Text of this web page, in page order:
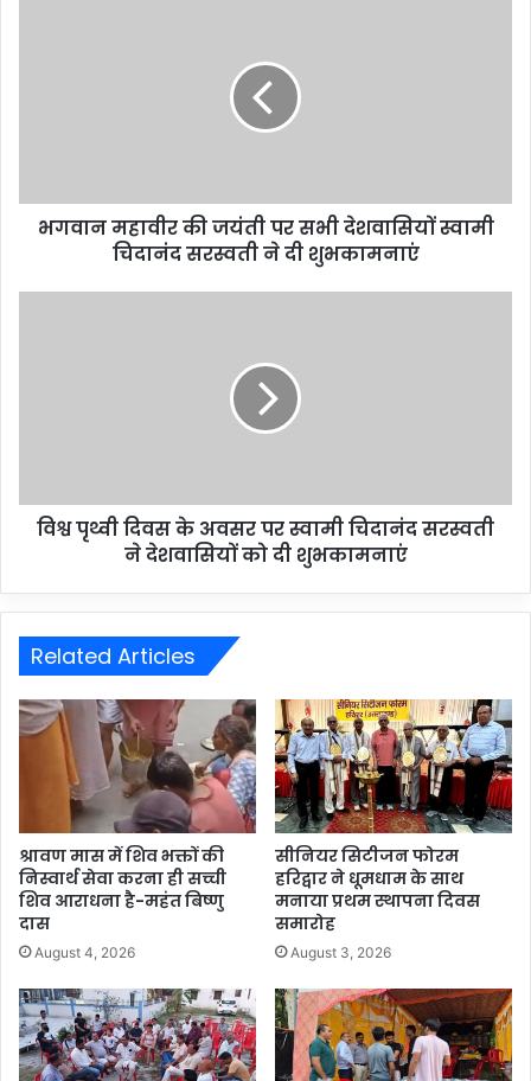
भगवान महावीर की जयंती पर सभी देशवासियों स्वामी
चिदानंद सरस्वती ने दी शुभकामनाएं
विश्व पृथ्वी दिवस के अवसर पर स्वामी चिदानंद सरस्वती
ने देशवासियों को दी शुभकामनाएं
Related Articles
श्रावण मास में शिव भक्तों की
निस्वार्थ सेवा करना ही सच्ची
शिव आराधना है-महंत बिष्णु
दास
August 4, 2026
सीनियर सिटीजन फोरम
हरिद्वार ने धूमधाम के साथ
मनाया प्रथम स्थापना दिवस
समारोह
August 3, 2026